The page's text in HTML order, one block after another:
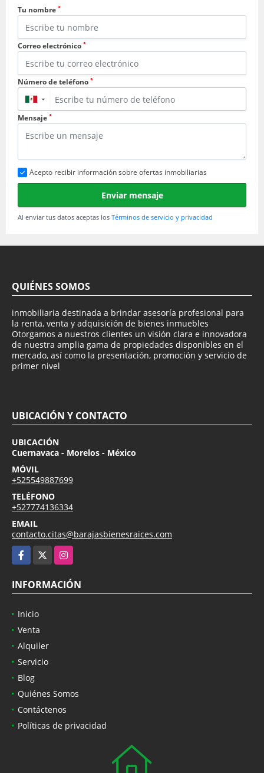
Tu nombre *
Correo electrónico *
Número de teléfono *
▼
Mensaje *
Acepto recibir información sobre ofertas inmobiliarias
Enviar mensaje
Al enviar tus datos aceptas los Términos de servicio y privacidad
QUIÉNES SOMOS
inmobiliaria destinada a brindar asesoría profesional para
la renta, venta y adquisición de bienes inmuebles
Otorgamos a nuestros clientes un visión clara e innovadora
de nuestra amplia gama de propiedades disponibles en el
mercado, así como la presentación, promoción y servicio de
primer nivel
UBICACIÓN Y CONTACTO
UBICACIÓN
Cuernavaca - Morelos - México
MÓVIL
+525549887699
TELÉFONO
+527774136334
EMAIL
contacto.citas@barajasbienesraices.com
Facebook
Instagram
INFORMACIÓN
Inicio
Venta
Alquiler
Servicio
Blog
Quiénes Somos
Contáctenos
Políticas de privacidad